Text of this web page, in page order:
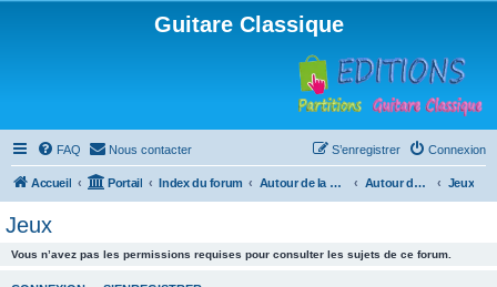
Guitare Classique
FAQ Nous contacter Connexion
S’enregistrer
Accueil Portail Index du forum Autour de la machine à café Autour de la machine à café Jeux
Jeux
Vous n’avez pas les permissions requises pour consulter les sujets de ce forum.